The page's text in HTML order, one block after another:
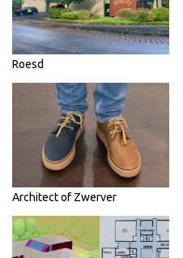
Roesd
Architect of Zwerver